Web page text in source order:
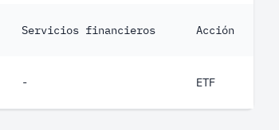
Servicios financieros Acción
- ETF